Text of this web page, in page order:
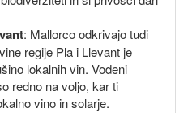
: Mallorco odkrivajo tudi
regije Pla i Llevant je
lokalnih vin. Vodeni
redno na voljo, kar ti
vino in solarje.